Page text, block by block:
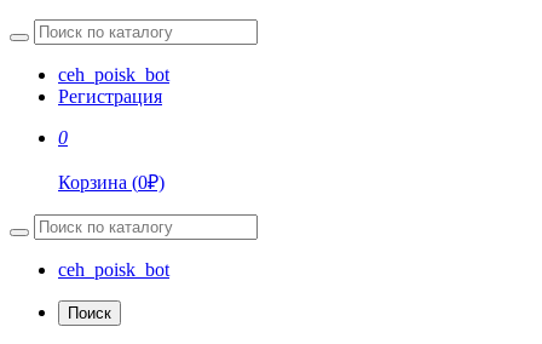
ceh_poisk_bot
Регистрация
0
Корзина (0₽)
ceh_poisk_bot
Поиск